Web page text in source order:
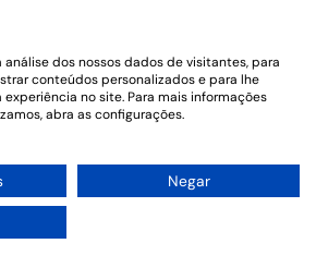
dos nossos dados de visitantes, para
conteúdos personalizados e para lhe
no site. Para mais informações
abra as configurações.
Negar